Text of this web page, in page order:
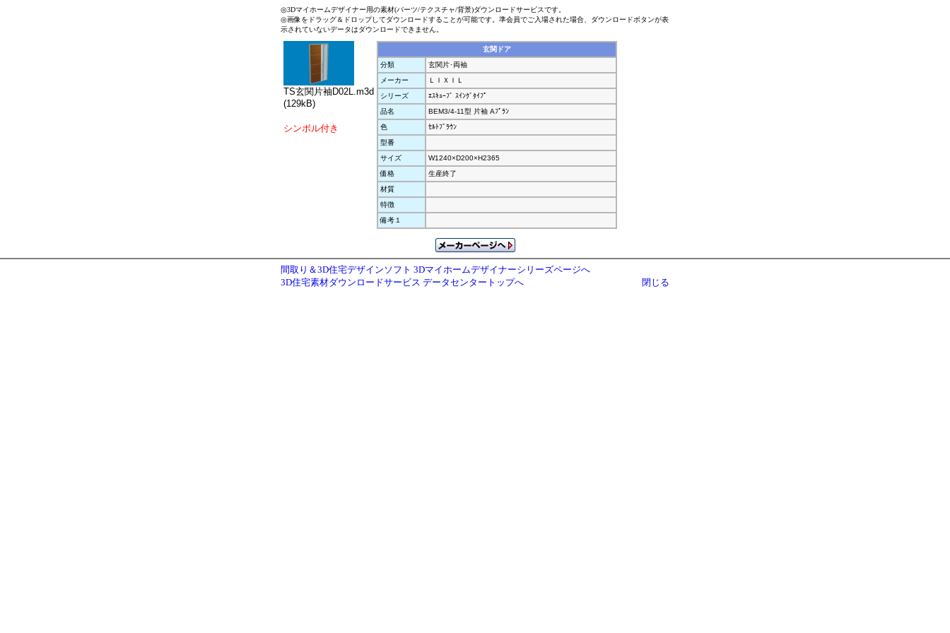
◎3Dマイホームデザイナー用の素材(パーツ/テクスチャ/背景)ダウンロードサービスです。
◎画像をドラッグ＆ドロップしてダウンロードすることが可能です。準会員でご入場された場合、ダウンロードボタンが表
示されていないデータはダウンロードできません。
TS玄関片袖D02L.m3d
(129kB)
シンボル付き
玄関ドア
分類
玄関片･両袖
メーカー
ＬＩＸＩＬ
シリーズ
ｴｽｷｭｰﾌﾞ ｽｲﾝｸﾞﾀｲﾌﾟ
品名
BEM3/4-11型 片袖 Aﾌﾟﾗﾝ
色
ｾﾙﾄﾌﾞﾗｳﾝ
型番
サイズ
W1240×D200×H2365
価格
生産終了
材質
特徴
備考１
間取り＆3D住宅デザインソフト 3Dマイホームデザイナーシリーズページへ
3D住宅素材ダウンロードサービス データセンタートップへ
閉じる